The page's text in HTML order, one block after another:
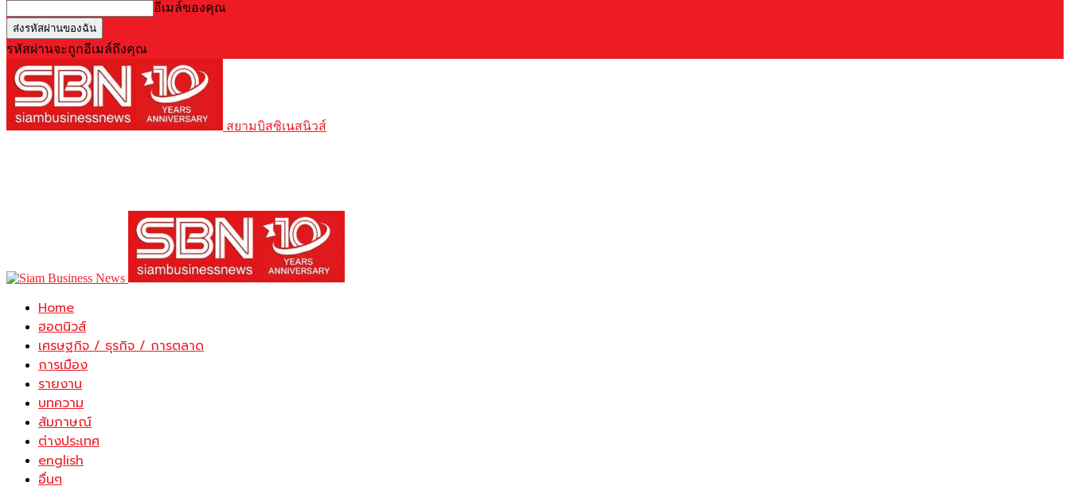
อีเมล์ของคุณ
รหัสผ่านจะถูกอีเมล์ถึงคุณ
สยามบิสซิเนสนิวส์
Home
ฮอตนิวส์
เศรษฐกิจ / ธุรกิจ / การตลาด
การเมือง
รายงาน
บทความ
สัมภาษณ์
ต่างประเทศ
english
อื่นๆ